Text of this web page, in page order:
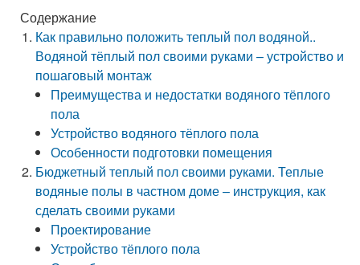
Содержание
Как правильно положить теплый пол водяной..
Водяной тёплый пол своими руками – устройство и
пошаговый монтаж
Преимущества и недостатки водяного тёплого
пола
Устройство водяного тёплого пола
Особенности подготовки помещения
Бюджетный теплый пол своими руками. Теплые
водяные полы в частном доме – инструкция, как
сделать своими руками
Проектирование
Устройство тёплого пола